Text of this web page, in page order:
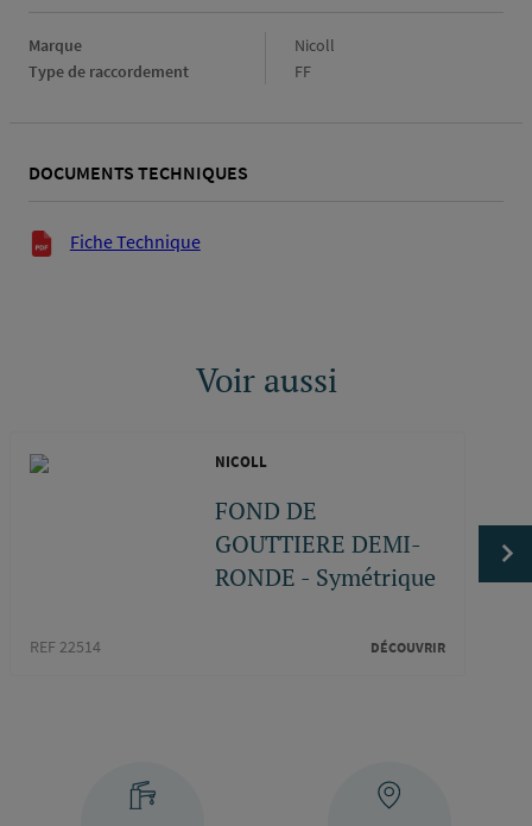
Marque Marque
Nicoll
Type de raccordement
Type
FF
DOCUMENTS TECHNIQUES
Documents techniques
Fiche Technique
Voir aussi
NICOLL
FOND DE
GOUTTIERE DEMI-
RONDE - Symétrique
REF 22514 DÉCOUVRIR